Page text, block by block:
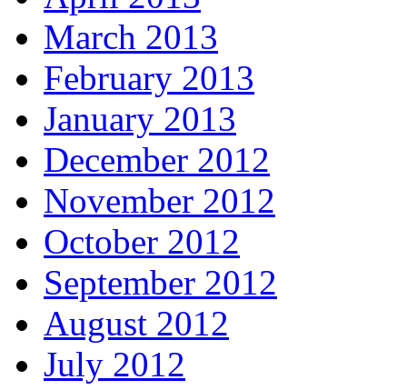
March 2013
February 2013
January 2013
December 2012
November 2012
October 2012
September 2012
August 2012
July 2012